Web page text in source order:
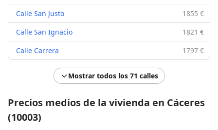
Calle San Justo
1855 €
Calle San Ignacio
1821 €
Calle Carrera
1797 €
Mostrar todos los 71 calles
Precios medios de la vivienda en Cáceres
(10003)